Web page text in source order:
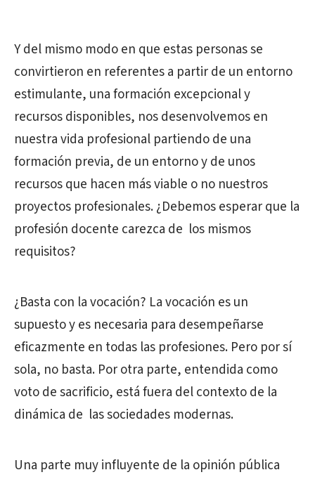
Y del mismo modo en que estas personas se
convirtieron en referentes a partir de un entorno
estimulante, una formación excepcional y
recursos disponibles, nos desenvolvemos en
nuestra vida profesional partiendo de una
formación previa, de un entorno y de unos
recursos que hacen más viable o no nuestros
proyectos profesionales. ¿Debemos esperar que la
profesión docente carezca de los mismos
requisitos?
¿Basta con la vocación? La vocación es un
supuesto y es necesaria para desempeñarse
eficazmente en todas las profesiones. Pero por sí
sola, no basta. Por otra parte, entendida como
voto de sacrificio, está fuera del contexto de la
dinámica de las sociedades modernas.
Una parte muy influyente de la opinión pública